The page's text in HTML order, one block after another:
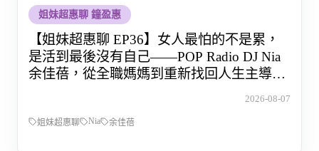
姐妹超惠聊 鐘盈惠
【姐妹超惠聊 EP36】女人最怕的不是累，
是活到最後沒有自己——POP Radio DJ Nia
余佳蓓，從全職媽媽到重新找回人生主導權
2026-08-07
姐妹超惠聊 Nia 余佳蓓